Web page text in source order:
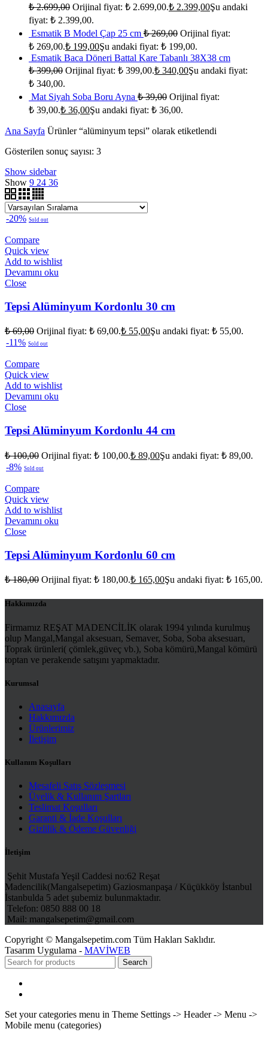
₺2.699,00 Orijinal fiyat: ₺ 2.699,00.₺ 2.399,00Şu andaki
fiyat: ₺ 2.399,00.
Esmatik B Model Çap 25 cm ₺269,00 Orijinal fiyat:
₺ 269,00.₺ 199,00Şu andaki fiyat: ₺ 199,00.
Esmatik Baca Döneri Battal Kare Tabanlı 38X38 cm
₺399,00 Orijinal fiyat: ₺ 399,00.₺ 340,00Şu andaki fiyat:
₺ 340,00.
Mat Siyah Soba Boru Ayna ₺39,00 Orijinal fiyat:
₺ 39,00.₺ 36,00Şu andaki fiyat: ₺ 36,00.
Ana Sayfa Ürünler “alüminyum tepsi” olarak etiketlendi
Gösterilen sonuç sayısı: 3
Show sidebar
Show 9 24 36
-20% Sold out
Compare
Quick view
Add to wishlist
Devamını oku
Close
Tepsi Alüminyum Kordonlu 30 cm
₺69,00 Orijinal fiyat: ₺ 69,00.₺ 55,00Şu andaki fiyat: ₺ 55,00.
-11% Sold out
Compare
Quick view
Add to wishlist
Devamını oku
Close
Tepsi Alüminyum Kordonlu 44 cm
₺100,00 Orijinal fiyat: ₺ 100,00.₺ 89,00Şu andaki fiyat: ₺ 89,00.
-8% Sold out
Compare
Quick view
Add to wishlist
Devamını oku
Close
Tepsi Alüminyum Kordonlu 60 cm
₺180,00 Orijinal fiyat: ₺ 180,00.₺ 165,00Şu andaki fiyat: ₺ 165,00.
Hakkımızda
Firmamız REŞAT MADENCİLİK olarak 1994 yılında kurulmuş
olup Mangal,Mangal aksesuarı, Semaver, Soba, Soba aksesuarı,
Toprak ürünleri( çömlek,güveç vb.), Soba kömürü,Mangal kömürü
toptan ve perakende satışını yapmaktadır.
Kurumsal
Anasayfa
Hakkımızda
Ürünlerimiz
İletişim
Kullanım Koşulları
Mesafeli Satış Sözleşmesi
Üyelik & Kullanım Şartları
Teslimat Koşulları
Garanti & İade Koşulları
Gizlilik & Ödeme Güvenliği
İletişim
Şehit Mustafa Yeşil Caddesi no:62 Reşat
Madencilik(Mangalsepetim) Gaziosmanpaşa / Küçükköy İstanbul
İstanbulda 5 adet şubemiz bulunmaktadır.
Telefon: 0850 888 00 18
Mail: mangalsepetim@gmail.com
Copyright © Mangalsepetim.com Tüm Hakları Saklıdır.
Tasarım Uygulama - MAVİWEB
Search
Set your categories menu in Theme Settings -> Header -> Menu ->
Mobile menu (categories)